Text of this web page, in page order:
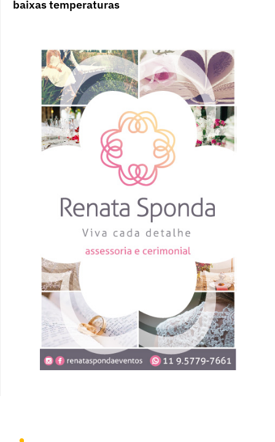
baixas temperaturas